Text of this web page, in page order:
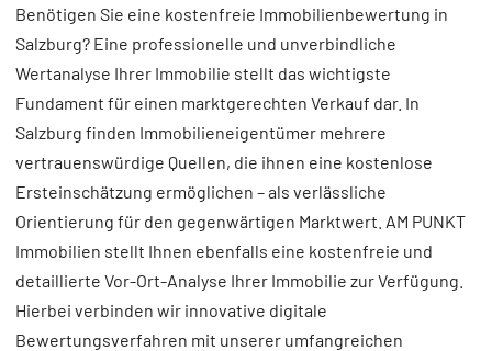
Benötigen Sie eine kostenfreie Immobilienbewertung in
Salzburg? Eine professionelle und unverbindliche
Wertanalyse Ihrer Immobilie stellt das wichtigste
Fundament für einen marktgerechten Verkauf dar. In
Salzburg finden Immobilieneigentümer mehrere
vertrauenswürdige Quellen, die ihnen eine kostenlose
Ersteinschätzung ermöglichen – als verlässliche
Orientierung für den gegenwärtigen Marktwert. AM PUNKT
Immobilien stellt Ihnen ebenfalls eine kostenfreie und
detaillierte Vor-Ort-Analyse Ihrer Immobilie zur Verfügung.
Hierbei verbinden wir innovative digitale
Bewertungsverfahren mit unserer umfangreichen